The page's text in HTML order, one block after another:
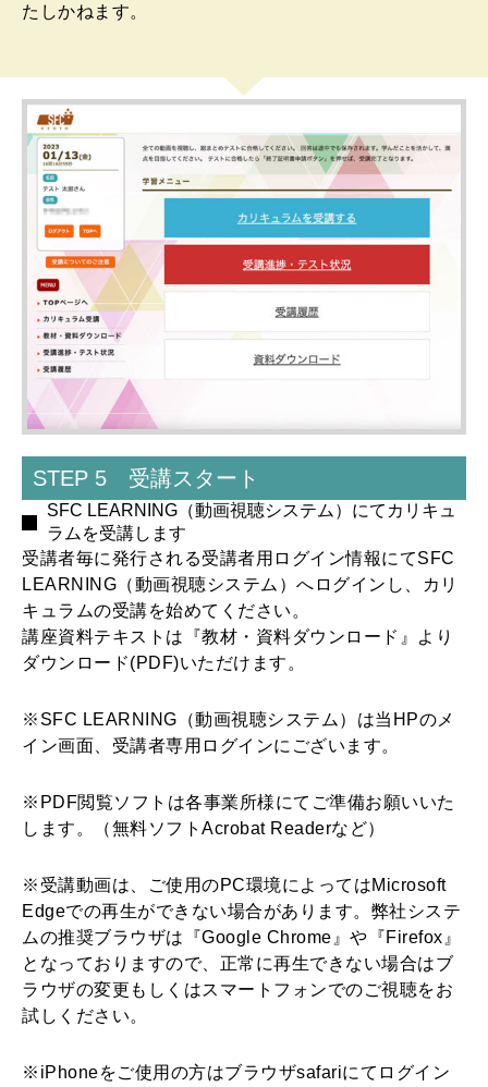
たしかねます。
STEP 5 受講スタート
SFC LEARNING（動画視聴システム）にてカリキュ
ラムを受講します
受講者毎に発行される受講者用ログイン情報にてSFC
LEARNING（動画視聴システム）へログインし、カリ
キュラムの受講を始めてください。
講座資料テキストは『教材・資料ダウンロード』より
ダウンロード(PDF)いただけます。
※SFC LEARNING（動画視聴システム）は当HPのメ
イン画面、受講者専用ログインにございます。
※PDF閲覧ソフトは各事業所様にてご準備お願いいた
します。（無料ソフトAcrobat Readerなど）
※受講動画は、ご使用のPC環境によってはMicrosoft
Edgeでの再生ができない場合があります。弊社システ
ムの推奨ブラウザは『Google Chrome』や『Firefox』
となっておりますので、正常に再生できない場合はブ
ラウザの変更もしくはスマートフォンでのご視聴をお
試しください。
※iPhoneをご使用の方はブラウザsafariにてログイン